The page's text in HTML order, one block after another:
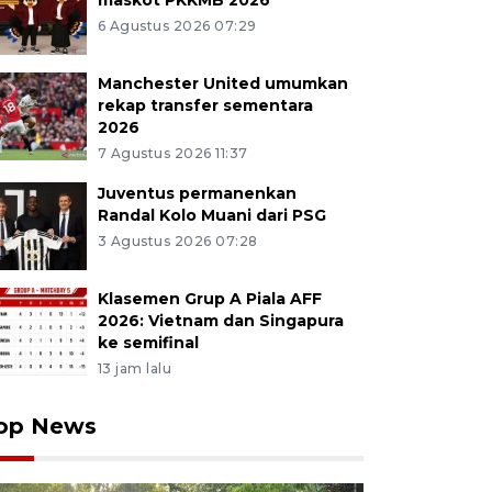
6 Agustus 2026 07:29
Manchester United umumkan
rekap transfer sementara
2026
7 Agustus 2026 11:37
Juventus permanenkan
Randal Kolo Muani dari PSG
3 Agustus 2026 07:28
Klasemen Grup A Piala AFF
2026: Vietnam dan Singapura
ke semifinal
13 jam lalu
News